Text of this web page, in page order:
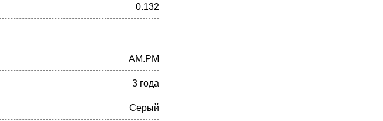
0.132
AM.PM
3 года
Серый